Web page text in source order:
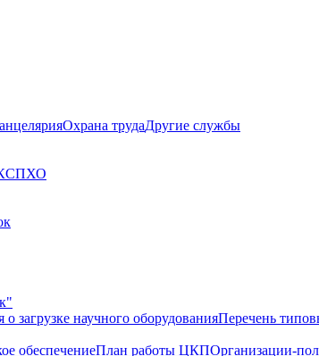
Охрана трудаДругие службы
ХО
о загрузке научного оборудованияПеречень
обеспечениеПлан работы ЦКПОрганизации-